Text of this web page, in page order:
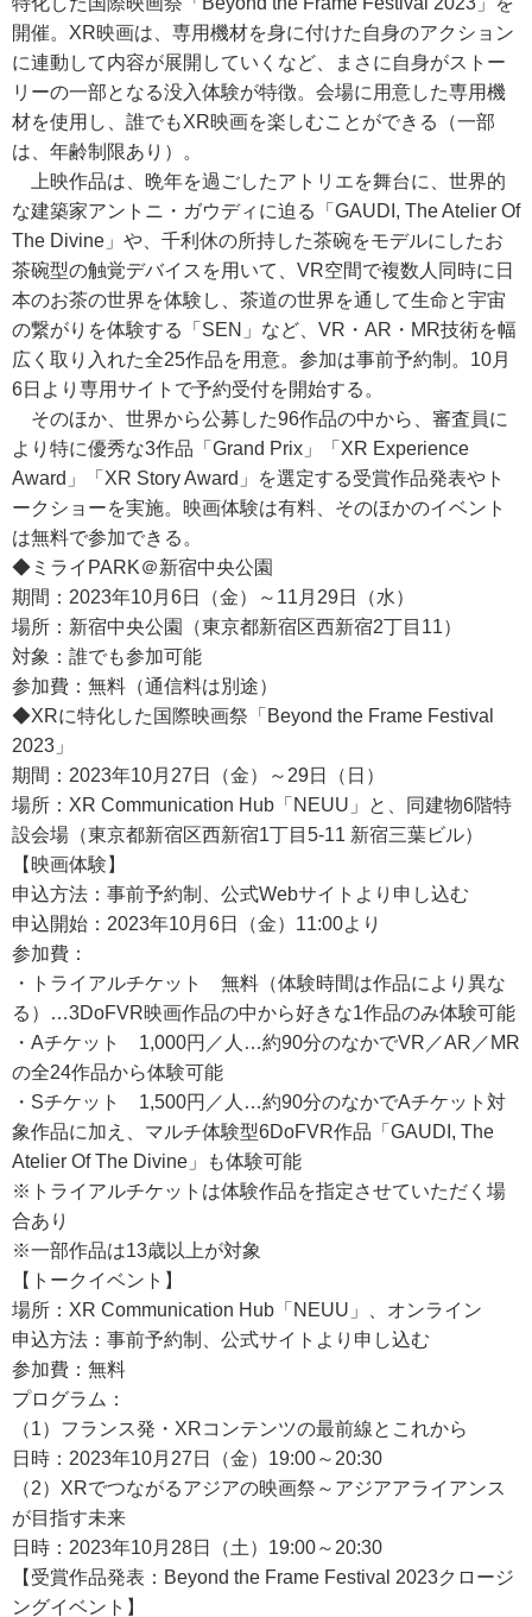
開催。XR映画は、専用機材を身に付けた自身のアクション
に連動して内容が展開していくなど、まさに自身がストー
リーの一部となる没入体験が特徴。会場に用意した専用機
材を使用し、誰でもXR映画を楽しむことができる（一部
は、年齢制限あり）。
上映作品は、晩年を過ごしたアトリエを舞台に、世界的
な建築家アントニ・ガウディに迫る「GAUDI, The Atelier Of
The Divine」や、千利休の所持した茶碗をモデルにしたお
茶碗型の触覚デバイスを用いて、VR空間で複数人同時に日
本のお茶の世界を体験し、茶道の世界を通して生命と宇宙
の繋がりを体験する「SEN」など、VR・AR・MR技術を幅
広く取り入れた全25作品を用意。参加は事前予約制。10月
6日より専用サイトで予約受付を開始する。
そのほか、世界から公募した96作品の中から、審査員に
より特に優秀な3作品「Grand Prix」「XR Experience
Award」「XR Story Award」を選定する受賞作品発表やト
ークショーを実施。映画体験は有料、そのほかのイベント
は無料で参加できる。
◆ミライPARK＠新宿中央公園
期間：2023年10月6日（金）～11月29日（水）
場所：新宿中央公園（東京都新宿区西新宿2丁目11）
対象：誰でも参加可能
参加費：無料（通信料は別途）
◆XRに特化した国際映画祭「Beyond the Frame Festival
2023」
期間：2023年10月27日（金）～29日（日）
場所：XR Communication Hub「NEUU」と、同建物6階特
設会場（東京都新宿区西新宿1丁目5-11 新宿三葉ビル）
【映画体験】
申込方法：事前予約制、公式Webサイトより申し込む
申込開始：2023年10月6日（金）11:00より
参加費：
・トライアルチケット 無料（体験時間は作品により異な
る）…3DoFVR映画作品の中から好きな1作品のみ体験可能
・Aチケット 1,000円／人…約90分のなかでVR／AR／MR
の全24作品から体験可能
・Sチケット 1,500円／人…約90分のなかでAチケット対
象作品に加え、マルチ体験型6DoFVR作品「GAUDI, The
Atelier Of The Divine」も体験可能
※トライアルチケットは体験作品を指定させていただく場
合あり
※一部作品は13歳以上が対象
【トークイベント】
場所：XR Communication Hub「NEUU」、オンライン
申込方法：事前予約制、公式サイトより申し込む
参加費：無料
プログラム：
（1）フランス発・XRコンテンツの最前線とこれから
日時：2023年10月27日（金）19:00～20:30
（2）XRでつながるアジアの映画祭～アジアアライアンス
が目指す未来
日時：2023年10月28日（土）19:00～20:30
【受賞作品発表：Beyond the Frame Festival 2023クロージ
ングイベント】